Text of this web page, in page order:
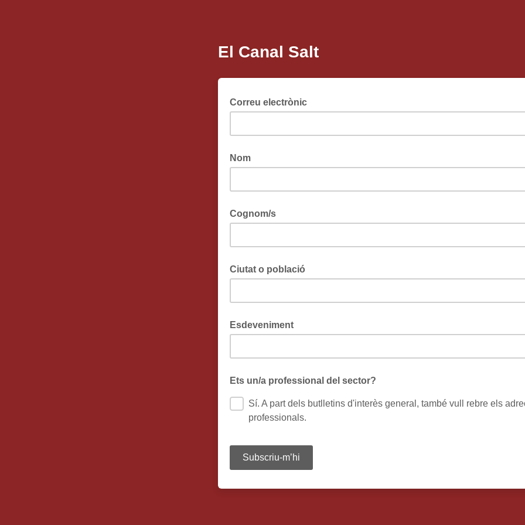
El Canal Salt
Correu electrònic
Nom
Cognom/s
Ciutat o població
Esdeveniment
Ets un/a professional del sector?
Sí. A part dels butlletins d'interès general, també vull rebre els
professionals.